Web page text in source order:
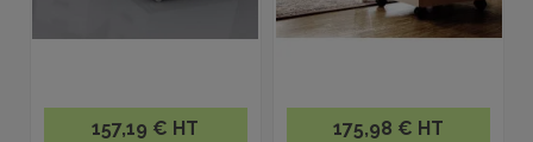
157,19 € HT 175,98 € HT